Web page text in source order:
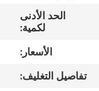
في
المعمل
الحد الأدنى
لكمية:
الأسعار:
تفاصيل التغليف: